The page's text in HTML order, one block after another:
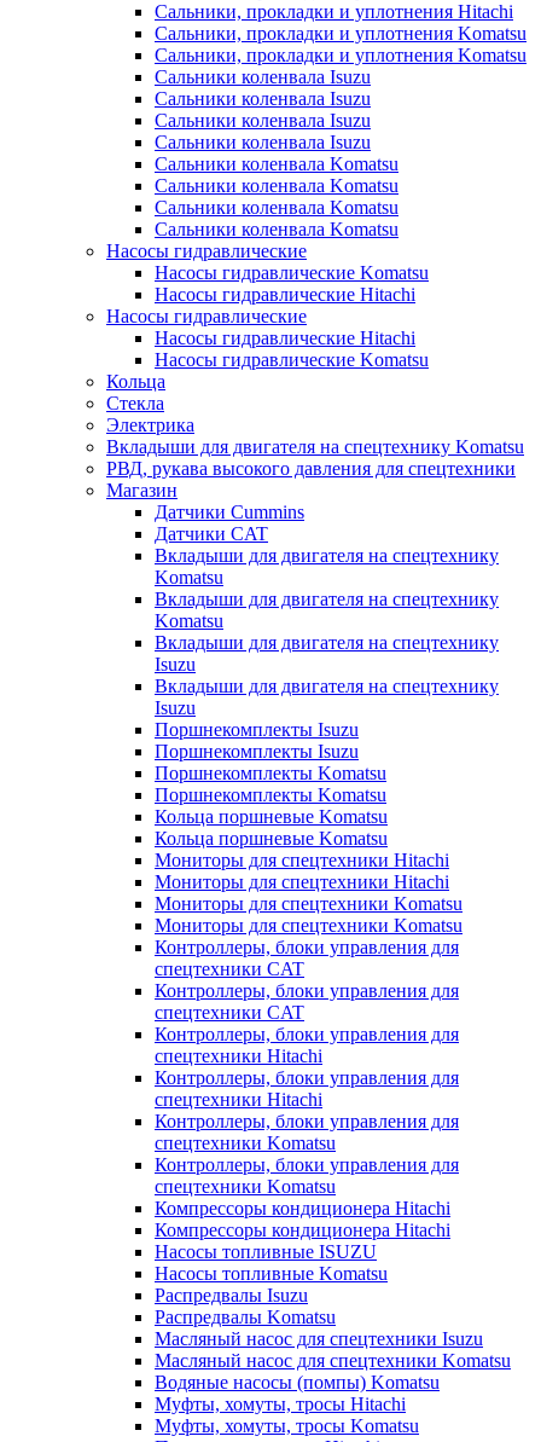
Сальники, прокладки и уплотнения Hitachi
Сальники, прокладки и уплотнения Komatsu
Сальники, прокладки и уплотнения Komatsu
Сальники коленвала Isuzu
Сальники коленвала Isuzu
Сальники коленвала Isuzu
Сальники коленвала Isuzu
Сальники коленвала Komatsu
Сальники коленвала Komatsu
Сальники коленвала Komatsu
Сальники коленвала Komatsu
Насосы гидравлические
Насосы гидравлические Komatsu
Насосы гидравлические Hitachi
Насосы гидравлические
Насосы гидравлические Hitachi
Насосы гидравлические Komatsu
Кольца
Стекла
Электрика
Вкладыши для двигателя на спецтехнику Komatsu
РВД, рукава высокого давления для спецтехники
Магазин
Датчики Cummins
Датчики CAT
Вкладыши для двигателя на спецтехнику
Komatsu
Вкладыши для двигателя на спецтехнику
Komatsu
Вкладыши для двигателя на спецтехнику
Isuzu
Вкладыши для двигателя на спецтехнику
Isuzu
Поршнекомплекты Isuzu
Поршнекомплекты Isuzu
Поршнекомплекты Komatsu
Поршнекомплекты Komatsu
Кольца поршневые Komatsu
Кольца поршневые Komatsu
Мониторы для спецтехники Hitachi
Мониторы для спецтехники Hitachi
Мониторы для спецтехники Komatsu
Мониторы для спецтехники Komatsu
Контроллеры, блоки управления для
спецтехники CAT
Контроллеры, блоки управления для
спецтехники CAT
Контроллеры, блоки управления для
спецтехники Hitachi
Контроллеры, блоки управления для
спецтехники Hitachi
Контроллеры, блоки управления для
спецтехники Komatsu
Контроллеры, блоки управления для
спецтехники Komatsu
Компрессоры кондиционера Hitachi
Компрессоры кондиционера Hitachi
Насосы топливные ISUZU
Насосы топливные Komatsu
Распредвалы Isuzu
Распредвалы Komatsu
Масляный насос для спецтехники Isuzu
Масляный насос для спецтехники Komatsu
Водяные насосы (помпы) Komatsu
Муфты, хомуты, тросы Hitachi
Муфты, хомуты, тросы Komatsu